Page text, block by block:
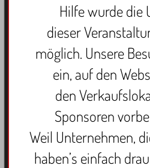
Hilfe wurde die
dieser
möglich. Unsere
ein, auf den
den
Sponsoren
Weil Unternehmen,
haben’s einfach